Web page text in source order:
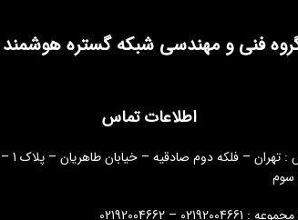
فنی و مهندسی شبکه گستره هوشمند
اطلاعات تماس
آدرس : تهران – فلکه دوم صادقیه – خیابان طاهریان – پلاک 1 –
سوم
– 02192004662